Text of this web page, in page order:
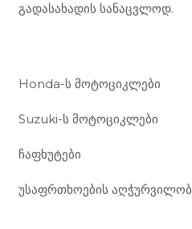
გადასახადის სანაცვლოდ.
Honda-ს მოტოციკლები
Suzuki-ს მოტოციკლები
ჩაფხუტები
უსაფრთხოების